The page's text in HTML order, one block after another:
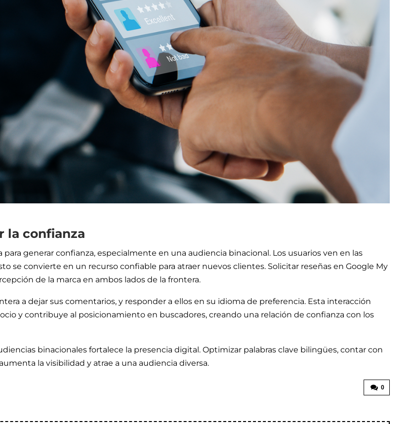
la confianza
generar confianza, especialmente en una audiencia binacional. Los usuarios ven en las
se convierte en un recurso confiable para atraer nuevos clientes. Solicitar reseñas en Google My
de la marca en ambos lados de la frontera.
a dejar sus comentarios, y responder a ellos en su idioma de preferencia. Esta interacción
y contribuye al posicionamiento en buscadores, creando una relación de confianza con los
binacionales fortalece la presencia digital. Optimizar palabras clave bilingües, contar con
la visibilidad y atrae a una audiencia diversa.
0